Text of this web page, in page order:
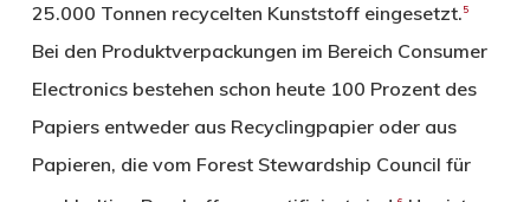
25.000 Tonnen recycelten Kunststoff eingesetzt. 5
Bei den Produktverpackungen im Bereich Consumer
Electronics bestehen schon heute 100 Prozent des
Papiers entweder aus Recyclingpapier oder aus
Papieren, die vom Forest Stewardship Council für